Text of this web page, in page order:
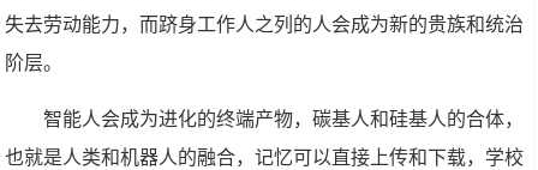
失去劳动能力，而跻身工作人之列的人会成为新的贵族和统治
阶层。
智能人会成为进化的终端产物，碳基人和硅基人的合体，
也就是人类和机器人的融合，记忆可以直接上传和下载，学校